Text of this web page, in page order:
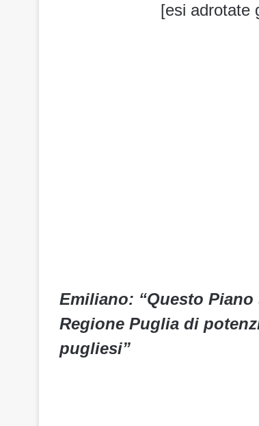
[esi adrotate
Emiliano: “Questo
Regione Puglia di
pugliesi”